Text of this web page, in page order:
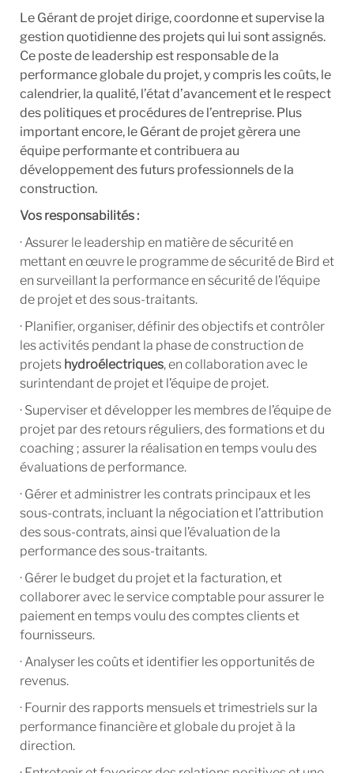
Le Gérant de projet dirige, coordonne et supervise la
gestion quotidienne des projets qui lui sont assignés.
Ce poste de leadership est responsable de la
performance globale du projet, y compris les coûts, le
calendrier, la qualité, l’état d’avancement et le respect
des politiques et procédures de l’entreprise. Plus
important encore, le Gérant de projet gèrera une
équipe performante et contribuera au
développement des futurs professionnels de la
construction.
Vos responsabilités :
· Assurer le leadership en matière de sécurité en
mettant en œuvre le programme de sécurité de Bird et
en surveillant la performance en sécurité de l’équipe
de projet et des sous-traitants.
· Planifier, organiser, définir des objectifs et contrôler
les activités pendant la phase de construction de
projets hydroélectriques, en collaboration avec le
surintendant de projet et l’équipe de projet.
· Superviser et développer les membres de l’équipe de
projet par des retours réguliers, des formations et du
coaching ; assurer la réalisation en temps voulu des
évaluations de performance.
· Gérer et administrer les contrats principaux et les
sous-contrats, incluant la négociation et l’attribution
des sous-contrats, ainsi que l’évaluation de la
performance des sous-traitants.
· Gérer le budget du projet et la facturation, et
collaborer avec le service comptable pour assurer le
paiement en temps voulu des comptes clients et
fournisseurs.
· Analyser les coûts et identifier les opportunités de
revenus.
· Fournir des rapports mensuels et trimestriels sur la
performance financière et globale du projet à la
direction.